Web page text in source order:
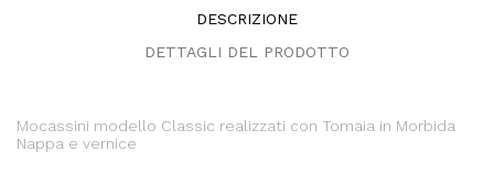
DESCRIZIONE
DETTAGLI DEL PRODOTTO
Mocassini modello Classic realizzati con Tomaia in Morbida
Nappa e vernice